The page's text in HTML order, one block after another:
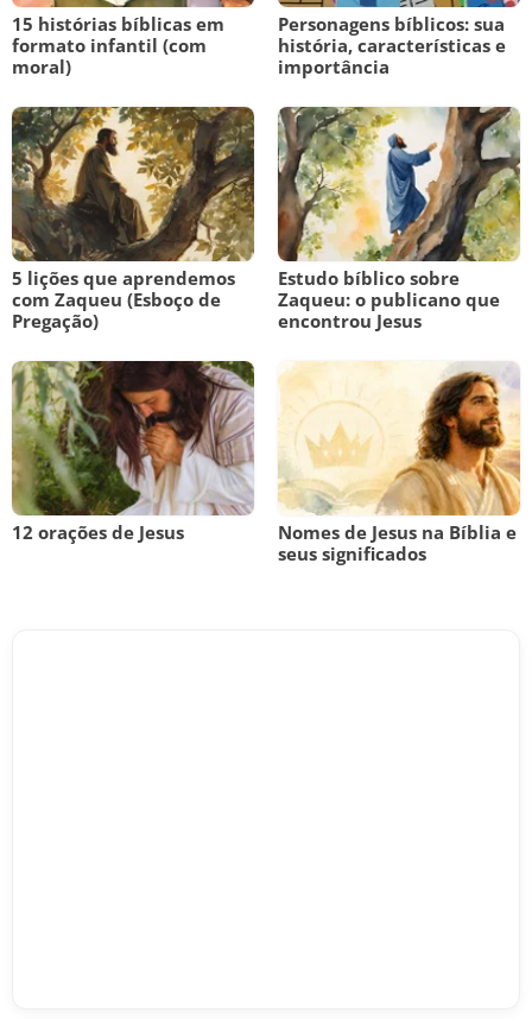
15 histórias bíblicas em
formato infantil (com
moral)
Personagens bíblicos: sua
história, características e
importância
5 lições que aprendemos
com Zaqueu (Esboço de
Pregação)
Estudo bíblico sobre
Zaqueu: o publicano que
encontrou Jesus
12 orações de Jesus
Nomes de Jesus na Bíblia e
seus significados